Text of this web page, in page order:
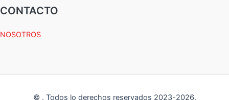
CONTACTO
NOSOTROS
© . Todos lo derechos reservados 2023-2026.